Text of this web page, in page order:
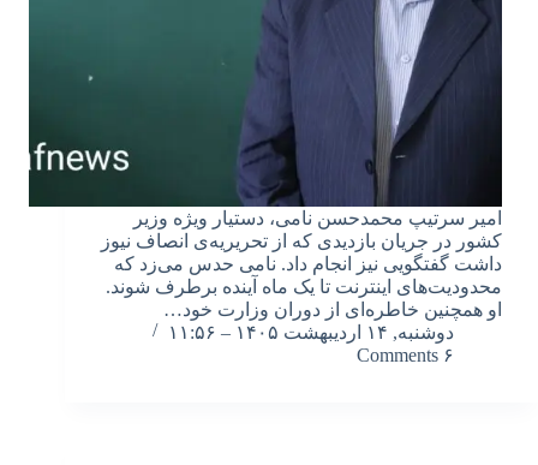
امیر سرتیپ محمد‌حسن نامی، دستیار ویژه وزیر
کشور در جریان بازدیدی که از تحریریه‌ی انصاف نیوز
داشت گفتگویی نیز انجام داد. نامی حدس می‌زد که
محدودیت‌های اینترنت تا یک ماه آینده برطرف شوند.
او همچنین خاطره‌ای از دوران وزارت خود…
دوشنبه, ۱۴ اردیبهشت ۱۴۰۵ – ۱۱:۵۶
۶ Comments